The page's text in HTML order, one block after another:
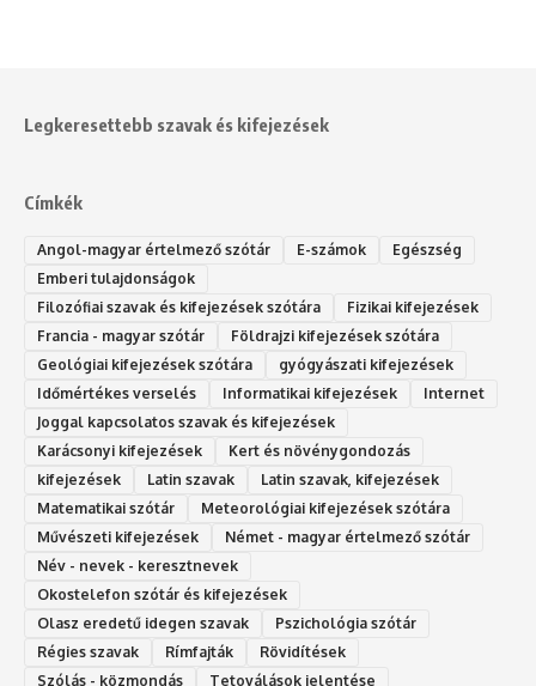
Legkeresettebb szavak és kifejezések
Címkék
Angol-magyar értelmező szótár E-számok
Egészség
Emberi tulajdonságok
Filozófiai szavak és kifejezések szótára
Fizikai kifejezések
Francia - magyar szótár
Földrajzi kifejezések szótára
Geológiai kifejezések szótára
gyógyászati kifejezések
Időmértékes verselés
Informatikai kifejezések
Internet
Joggal kapcsolatos szavak és kifejezések
Karácsonyi kifejezések
Kert és növénygondozás
kifejezések
Latin szavak
Latin szavak, kifejezések
Matematikai szótár
Meteorológiai kifejezések szótára
Művészeti kifejezések
Német - magyar értelmező szótár
Név - nevek - keresztnevek
Okostelefon szótár és kifejezések
Olasz eredetű idegen szavak
Ps‮gólohciz‬ia s‮átóz‬r
Régies szavak
Rímfajták
Rövidítések
Szólás - közmondás
Tetoválások jelentése